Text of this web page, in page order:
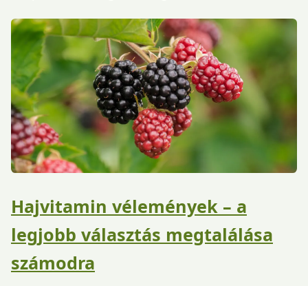
Hajvitamin vélemények – a
legjobb választás megtalálása
számodra